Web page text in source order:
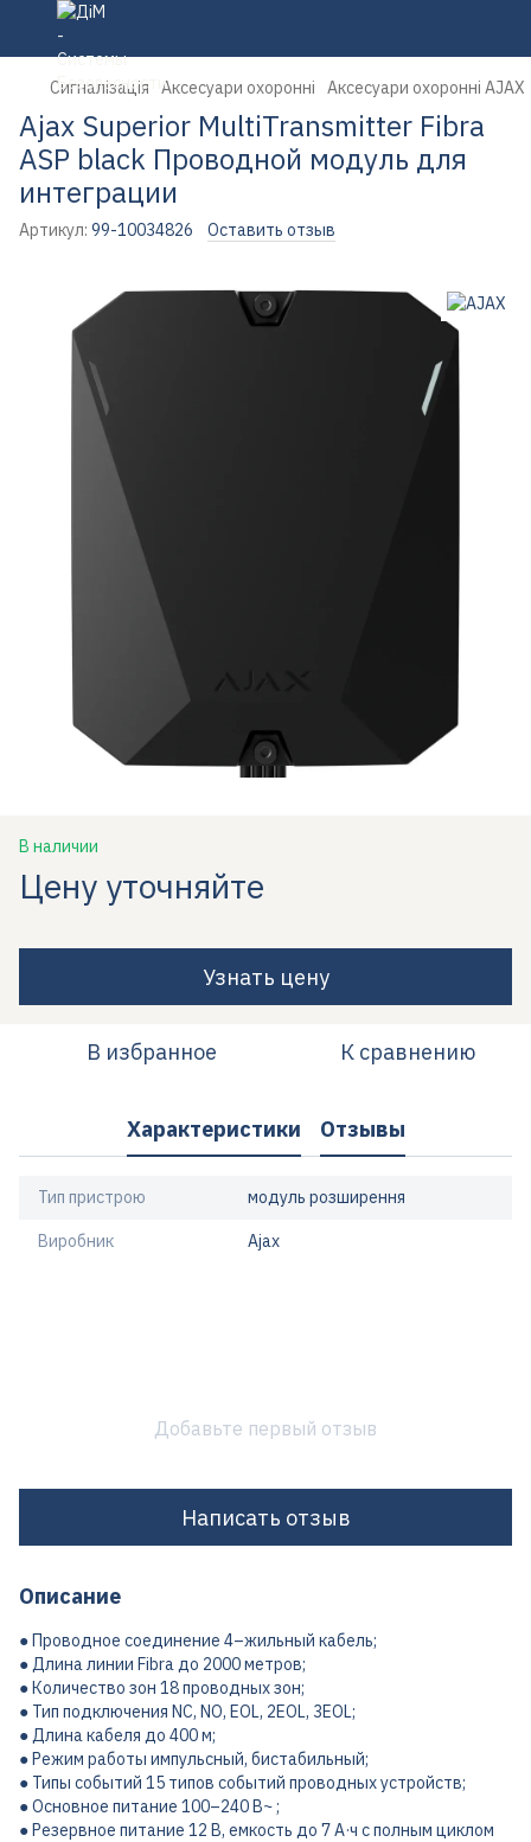
Сигналізація Аксесуари охоронні Аксесуари охоронні AJAX
Ajax Superior MultiTransmitter Fibra
ASP black Проводной модуль для
интеграции
Артикул: 99-10034826 Оставить отзыв
В наличии
Цену уточняйте
Узнать цену
В избранное К сравнению
Характеристики Отзывы
Тип пристрою модуль розширення
Виробник Ajax
Добавьте первый отзыв
Написать отзыв
Описание
● Проводное соединение 4–жильный кабель;
● Длина линии Fibra до 2000 метров;
● Количество зон 18 проводных зон;
● Тип подключения NC, NO, EOL, 2EOL, 3EOL;
● Длина кабеля до 400 м;
● Режим работы импульсный, бистабильный;
● Типы событий 15 типов событий проводных устройств;
● Основное питание 100–240 В~ ;
● Резервное питание 12 В, емкость до 7 А·ч с полным циклом